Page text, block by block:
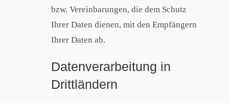
bzw. Vereinbarungen, die dem Schutz
Ihrer Daten dienen, mit den Empfängern
Ihrer Daten ab.
Datenverarbeitung in
Drittländern